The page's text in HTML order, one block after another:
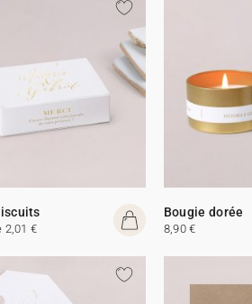
2,01 €
Bougie dorée
8,90 €